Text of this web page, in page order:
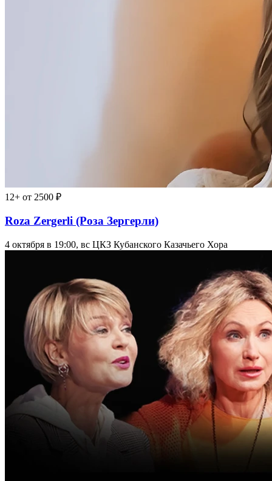
12+ от 2500 ₽
Roza Zergerli (Роза Зергерли)
4 октября в 19:00, вс ЦКЗ Кубанского Казачьего Хора